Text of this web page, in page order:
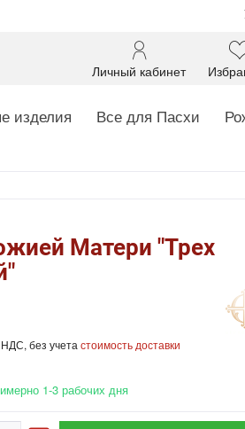
Личный кабинет
изделия Все для Пасхи
Матери "Трех
без учета стоимость доставки
1-3 рабочих дня